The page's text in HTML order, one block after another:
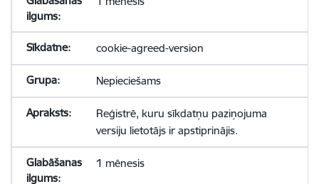
cookie-agreed-version
Nepieciešams
Reģistrē, kuru sīkdatņu paziņojuma
versiju lietotājs ir apstiprinājis.
1 mēnesis